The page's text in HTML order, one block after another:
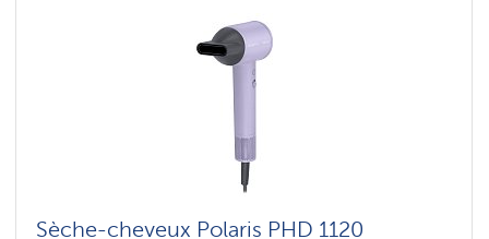
Sèche-cheveux Polaris PHD 1120